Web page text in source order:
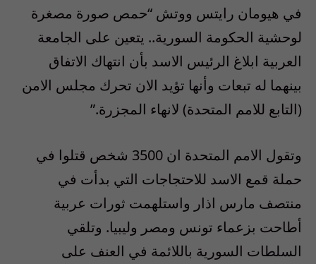
في هيومان رايتس ووتش “حمص صورة مصغرة
لوحشية الحكومة السورية.. يتعين على الجامعة
العربية ابلاغ الرئيس الاسد بأن انتهاك الاتفاق
بينهما له تبعات وأنها تؤيد الان تحرك مجلس الامن
(التابع للامم المتحدة) لانهاء المجزرة.”
وتقول الامم المتحدة ان 3500 شخص قتلوا في
حملة قمع الاسد للاحتجاجات التي بدأت في
منتصف مارس اذار واستلهمت ثورات عربية
أطاحت بزعماء تونس ومصر وليبيا. وتلقي
السلطات السورية باللائمة في العنف على